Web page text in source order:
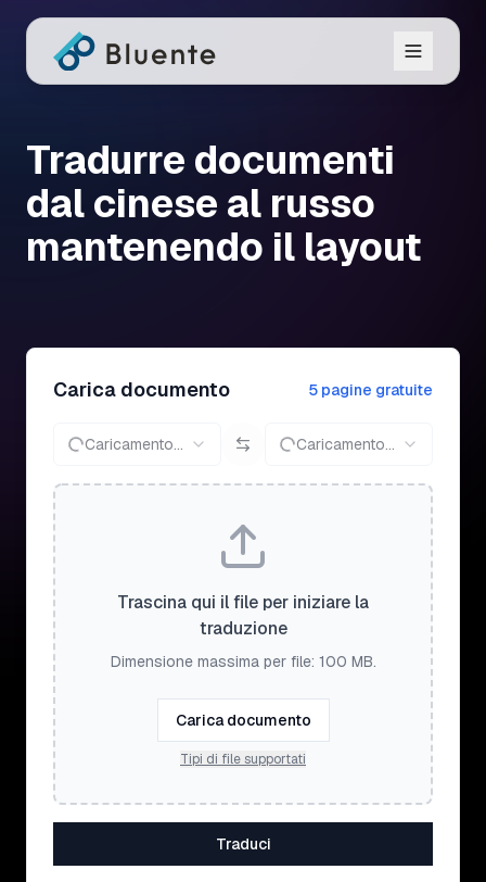
Tradurre documenti
dal cinese al russo
mantenendo il layout
Carica documento 5 pagine gratuite
Caricamento... Caricamento...
Trascina qui il file per iniziare la
traduzione
Dimensione massima per file: 100 MB.
Carica documento
Tipi di file supportati
Traduci